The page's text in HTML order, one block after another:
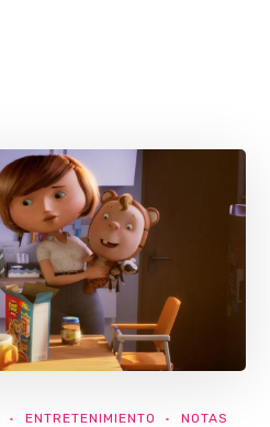
ENTRETENIMIENTO NOTAS